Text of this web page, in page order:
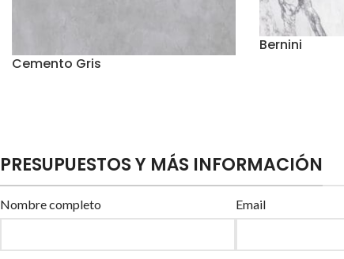
Cemento Gris
Bernini
PRESUPUESTOS Y MÁS INFORMACIÓN
Nombre completo Email